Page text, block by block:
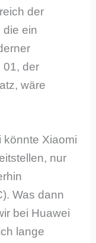
der
die ein
01, der
wäre
könnte Xiaomi
nur
Was dann
bei Huawei
lange